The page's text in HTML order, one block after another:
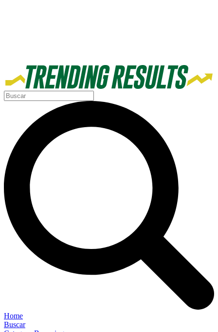
Home
Buscar